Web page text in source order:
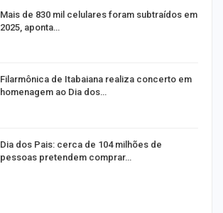
Mais de 830 mil celulares foram subtraídos em
2025, aponta…
Filarmônica de Itabaiana realiza concerto em
homenagem ao Dia dos…
Dia dos Pais: cerca de 104 milhões de
pessoas pretendem comprar…